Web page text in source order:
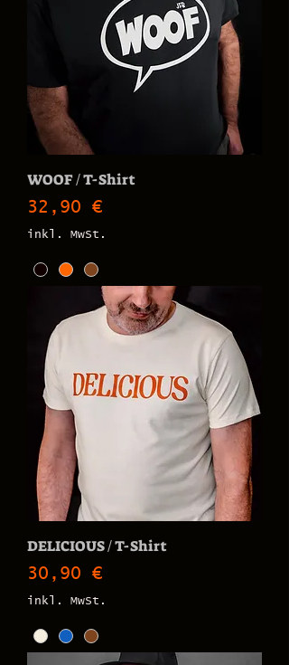
WOOF / T-Shirt
Preis
32,90 €
inkl. MwSt.
DELICIOUS / T-Shirt
Preis
30,90 €
inkl. MwSt.